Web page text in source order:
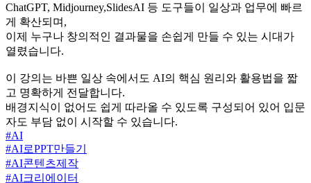
ChatGPT, Midjourney,SlidesAI 등 도구들이 일상과 업무에 빠르
게 확산되며,
이제 누구나 창의적인 결과물을 손쉽게 만들 수 있는 시대가
열렸습니다.
이 강의는 바쁜 일상 속에서도 AI의 핵심 원리와 활용법을 짧
고 명확하게 전달합니다.
배경지식이 없어도 쉽게 따라올 수 있도록 구성되어 있어 입문
자도 부담 없이 시작할 수 있습니다.
#AI
#AI로PPT만들기
#AI콘텐츠제작
#AI크리에이터